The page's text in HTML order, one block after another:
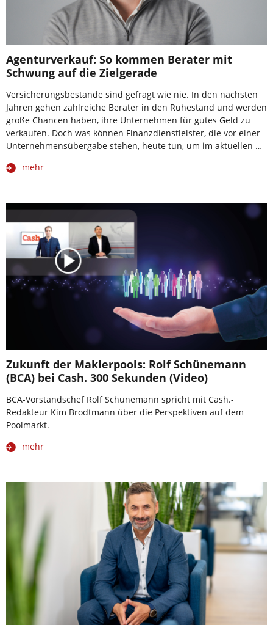
Agenturverkauf: So kommen Berater mit
Schwung auf die Zielgerade
Versicherungsbestände sind gefragt wie nie. In den nächsten
Jahren gehen zahlreiche Berater in den Ruhestand und werden
große Chancen haben, ihre Unternehmen für gutes Geld zu
verkaufen. Doch was können Finanzdienstleister, die vor einer
Unternehmensübergabe stehen, heute tun, um im aktuellen …
mehr
Zukunft der Maklerpools: Rolf Schünemann
(BCA) bei Cash. 300 Sekunden (Video)
BCA-Vorstandschef Rolf Schünemann spricht mit Cash.-
Redakteur Kim Brodtmann über die Perspektiven auf dem
Poolmarkt.
mehr